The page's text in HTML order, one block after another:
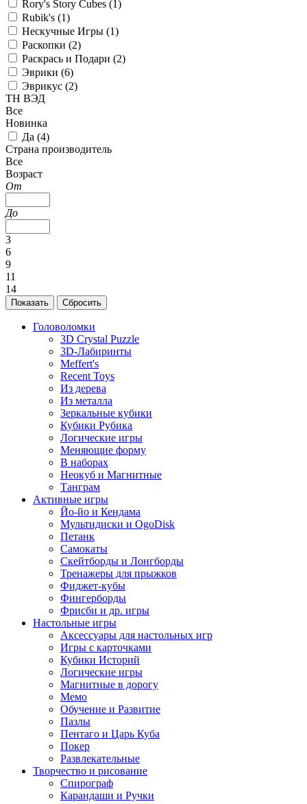
Rory's Story Cubes (1)
Rubik's (1)
Нескучные Игры (1)
Раскопки (2)
Раскрась и Подари (2)
Эврики (6)
Эврикус (2)
ТН ВЭД
Все
Новинка
Да (4)
Страна производитель
Все
Возраст
От
До
3
6
9
11
14
Головоломки
3D Crystal Puzzle
3D-Лабиринты
Meffert's
Recent Toys
Из дерева
Из металла
Зеркальные кубики
Кубики Рубика
Логические игры
Меняющие форму
В наборах
Неокуб и Магнитные
Танграм
Активные игры
Йо-йо и Кендама
Мультидиски и OgoDisk
Петанк
Самокаты
Скейтборды и Лонгборды
Тренажеры для прыжков
Фиджет-кубы
Фингерборды
Фрисби и др. игры
Настольные игры
Аксессуары для настольных игр
Игры с карточками
Кубики Историй
Логические игры
Магнитные в дорогу
Мемо
Обучение и Развитие
Пазлы
Пентаго и Царь Куба
Покер
Развлекательные
Творчество и рисование
Спирограф
Карандаши и Ручки